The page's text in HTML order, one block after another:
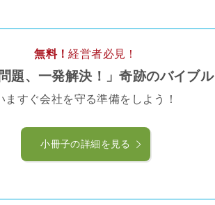
無料！経営者必見！
問題、一発解決！」奇跡のバイブル
ますぐ会社を守る準備をしよう！
小冊子の詳細を見る